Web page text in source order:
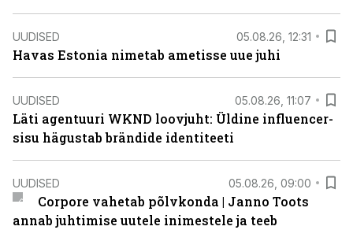
UUDISED 05.08.26, 12:31
Havas Estonia nimetab ametisse uue juhi
UUDISED 05.08.26, 11:07
Läti agentuuri WKND loovjuht: Üldine influencer-
sisu hägustab brändide identiteeti
UUDISED 05.08.26, 09:00
Corpore vahetab põlvkonda | Janno Toots
annab juhtimise uutele inimestele ja teeb